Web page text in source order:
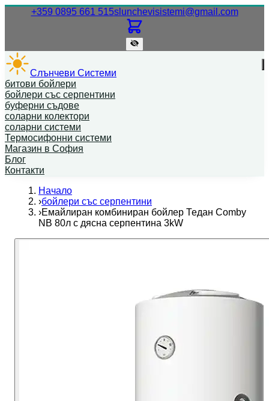
+359 0895 661 515Нашият телефонен номер.
slunchevisistemi@gmail.com
Слънчеви Системи
битови бойлери
бойлери със серпентини
буферни съдове
соларни колектори
соларни системи
Термосифонни системи
Магазин в София
Блог
Контакти
Начало
›бойлери със серпентини
›Емайлиран комбиниран бойлер Тедан Comby
NB 80л с дясна серпентина 3kW